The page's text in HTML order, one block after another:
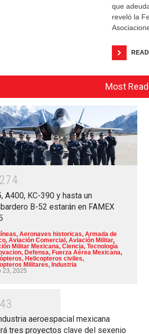
que
reveló la
Most Read
274
A400, KC-390 y hasta un
B-52 estarán en FAMEX
, Aeronaves historicas, Armada de
, Aviación Comercial, Aviación Militar,
Militar Mexicana, Ciencia, Tecnología
, Defensa, Fuerza Aérea Mexicana,
, Helicopteros civiles,
Militares, Industria
23, 2025
43
aeroespacial mexicana
tres proyectos clave del sexenio